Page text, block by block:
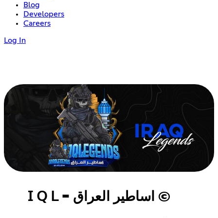
Blog
Developers
Careers
Log In
𝖨 𝖰 𝖫 - اساطير العراق ©